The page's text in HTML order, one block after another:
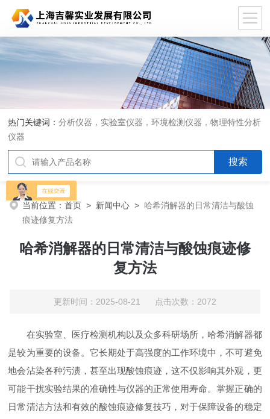
热门关键词：分析仪器，实验室仪器，环境检测仪器，物理特性分析
仪器
当前位置：首页 > 新闻中心 > 哈希消解器的日常清洁与酸蚀
痕迹修复方法
哈希消解器的日常清洁与酸蚀痕迹修
复方法
更新时间：2025-08-21 点击次数：2072
在实验室、医疗检测机构以及众多科研场所，哈希消解器都
是较为重要的设备。它长期处于高强度的工作环境中，不可避免
地会沾染各种污渍，甚至出现酸蚀痕迹，这不仅影响其外观，更
可能干扰实验结果的准确性与仪器的正常使用寿命。掌握正确的
日常清洁方法和有效的酸蚀痕迹修复技巧，对于保障设备的稳定